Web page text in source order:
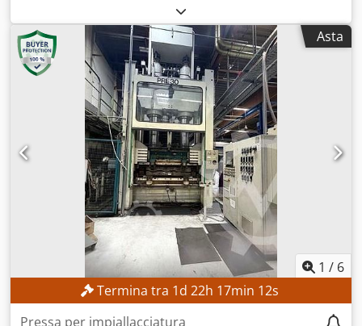
perfettamente funzionante
pressatura:180 t, corsa:325 mm, Nessun prezzo minimo –
vendita garantita al prezzo più alto offerto!
CARATTERISTICHE TECNICHE Dedpfsznmb Isx Andewa
Forza di pressatura: 180 t Pressione idraulica massima:
600 bar Corsa del cilindro: 325 mm Apertura: 325 mm
CARATTERISTICHE DELLA MACCHINA Controllo: controllo
elettronico con pannello di controllo/CNC Tensione: 400 V /
50 Hz Modello: versione industriale DOTAZIONI Cabina di
sicurezza chiusa Sistema di pressatura idraulico Pressa
per piastre riscaldate Pressa per stampaggio
Asta
1 / 6
Termina tra1d22h17min9s
Pressa per impiallacciatura